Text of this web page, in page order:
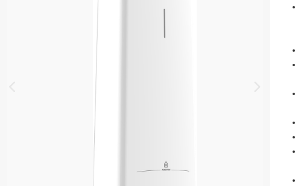
PRO OHŘEV VODY
VODY